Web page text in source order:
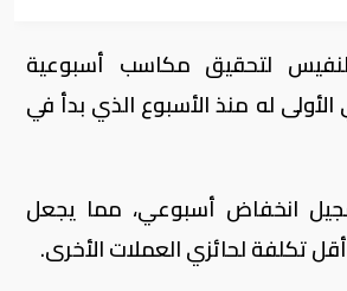
‌لتحقيق مكاسب أسبوعية
⁠وهي الأولى له منذ الأسبوع الذي ​بدأ في
انخفاض أسبوعي، مما يجعل
تكلفة لحائزي ⁠العملات الأخرى.